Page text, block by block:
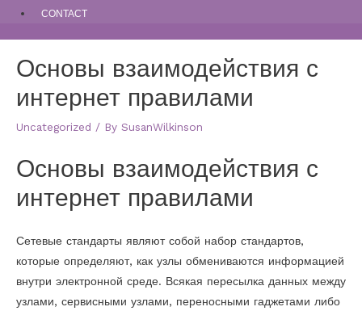
CONTACT
Основы взаимодействия с
интернет правилами
Uncategorized / By SusanWilkinson
Основы взаимодействия с
интернет правилами
Сетевые стандарты являют собой набор стандартов,
которые определяют, как узлы обмениваются информацией
внутри электронной среде. Всякая пересылка данных между
узлами, сервисными узлами, переносными гаджетами либо